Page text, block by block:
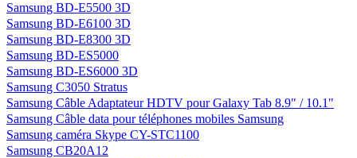
Samsung BD-E5500 3D
Samsung BD-E6100 3D
Samsung BD-E8300 3D
Samsung BD-ES5000
Samsung BD-ES6000 3D
Samsung C3050 Stratus
Samsung Câble Adaptateur HDTV pour Galaxy Tab 8.9" / 10.1"
Samsung Câble data pour téléphones mobiles Samsung
Samsung caméra Skype CY-STC1100
Samsung CB20A12